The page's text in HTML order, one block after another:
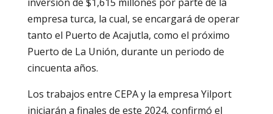
empresa turca, la cual, se encargará de operar
tanto el Puerto de Acajutla, como el próximo
Puerto de La Unión, durante un periodo de
cincuenta años.
Los trabajos entre CEPA y la empresa Yilport
iniciarán a finales de este 2024, confirmó el